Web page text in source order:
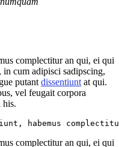
complectitur an qui, ei qui
in cum adipisci sadipscing,
putantdissentiuntat qui.
vel feugait corpora
his.
habemus
complectitur an qui, ei qui